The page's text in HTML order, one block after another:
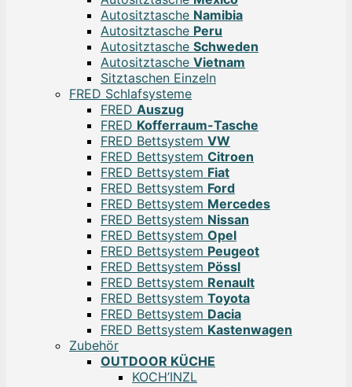
Autositztasche Namibia
Autositztasche Peru
Autositztasche Schweden
Autositztasche Vietnam
Sitztaschen Einzeln
FRED Schlafsysteme
FRED Auszug
FRED Kofferraum-Tasche
FRED Bettsystem VW
FRED Bettsystem Citroen
FRED Bettsystem Fiat
FRED Bettsystem Ford
FRED Bettsystem Mercedes
FRED Bettsystem Nissan
FRED Bettsystem Opel
FRED Bettsystem Peugeot
FRED Bettsystem Pössl
FRED Bettsystem Renault
FRED Bettsystem Toyota
FRED Bettsystem Dacia
FRED Bettsystem Kastenwagen
Zubehör
OUTDOOR KÜCHE
KOCH’INZL